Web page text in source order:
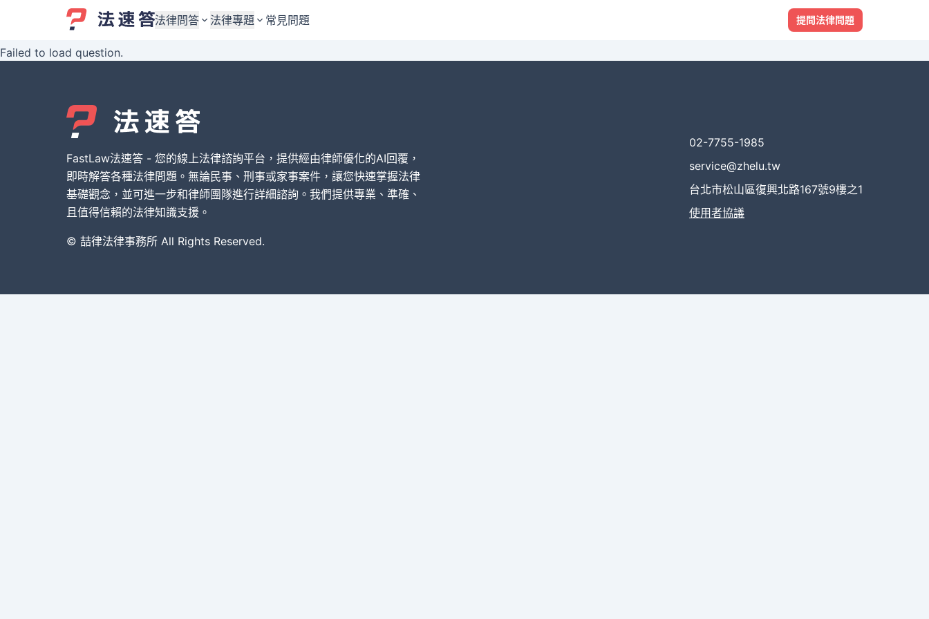
法律問答
婚姻與監護權
債務與債權
刑事犯罪案件
其他案件類型
法律專題
婚姻與監護權
債務與債權
刑事犯罪案件
其他案件類型
常見問題 提問法律問題
Failed to load question.
FastLaw法速答 - 您的線上法律諮詢平台，提供經由律師優化的AI回覆，
即時解答各種法律問題。無論民事、刑事或家事案件，讓您快速掌握法律
基礎觀念，並可進一步和律師團隊進行詳細諮詢。我們提供專業、準確、
且值得信賴的法律知識支援。
© 喆律法律事務所 All Rights Reserved.
02-7755-1985
service@zhelu.tw
台北市松山區復興北路167號9樓之1
使用者協議